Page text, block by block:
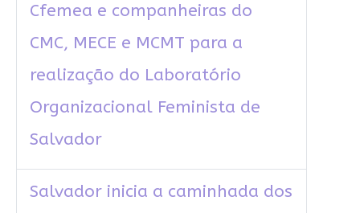
Cfemea e companheiras do
CMC, MECE e MCMT para a
realização do Laboratório
Organizacional Feminista de
Salvador
Salvador inicia a caminhada dos